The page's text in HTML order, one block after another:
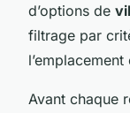
d’options de
filtrage par
Avant chaque